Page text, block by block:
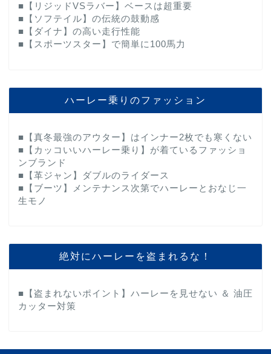
■【リジッドVSラバー】ベースは超重要
■【ソフテイル】の伝統の鼓動感
■【ダイナ】の高い走行性能
■【スポーツスター】で簡単に100馬力
ハーレー乗りのファッション
■【真冬最強のアウター】はインナー2枚でも寒くない
■【カッコいいハーレー乗り】が着ているファッショ
ンブランド
■【革ジャン】ダブルのライダース
■【ブーツ】メンテナンス次第でハーレーとおなじ一
生モノ
絶対にハーレーを盗まれるな！
■【盗まれないポイント】ハーレーを見せない ＆ 油圧
カッター対策